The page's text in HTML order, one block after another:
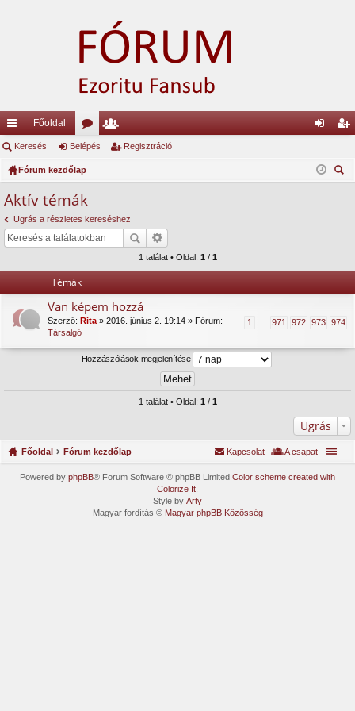
yo
rs
lin
ke
k
Főoldal
ór
u
m
ok
ag
ép is
Keresés Belépés Regisztráció
Fórum kezdőlap
Aktív témák
Ugrás a részletes kereséshez
1 találat • Oldal: 1 / 1
Témák
Van képem hozzá
1 971 972 973 974
Szerző: Rita » 2016. június 2. 19:14 » Fórum:
Társalgó
Hozzászólások megjelenítése
1 találat • Oldal: 1 / 1
Ugrás
Főoldal Fórum kezdőlap A csapat
Kapcsolat
Powered by phpBB® Forum Software © phpBB Limited Color scheme created with
Colorize It
Style by Arty
Magyar fordítás © Magyar phpBB Közösség